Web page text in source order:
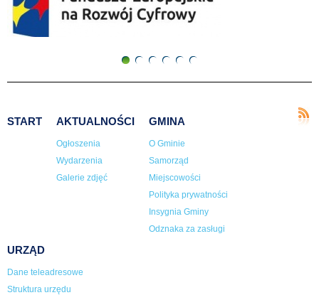
START AKTUALNOŚCI
Ogłoszenia
Wydarzenia
Galerie zdjęć
GMINA
O Gminie
Samorząd
Miejscowości
Polityka prywatności
Insygnia Gminy
Odznaka za zasługi
URZĄD
Dane teleadresowe
Struktura urzędu